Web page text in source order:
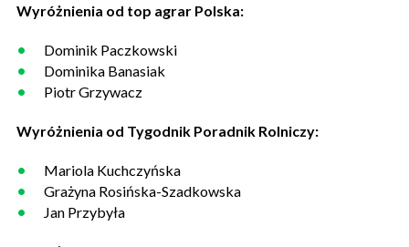
Wyróżnienia od top agrar Polska:
Dominik Paczkowski
Dominika Banasiak
Piotr Grzywacz
Wyróżnienia od Tygodnik Poradnik Rolniczy:
Mariola Kuchczyńska
Grażyna Rosińska-Szadkowska
Jan Przybyła